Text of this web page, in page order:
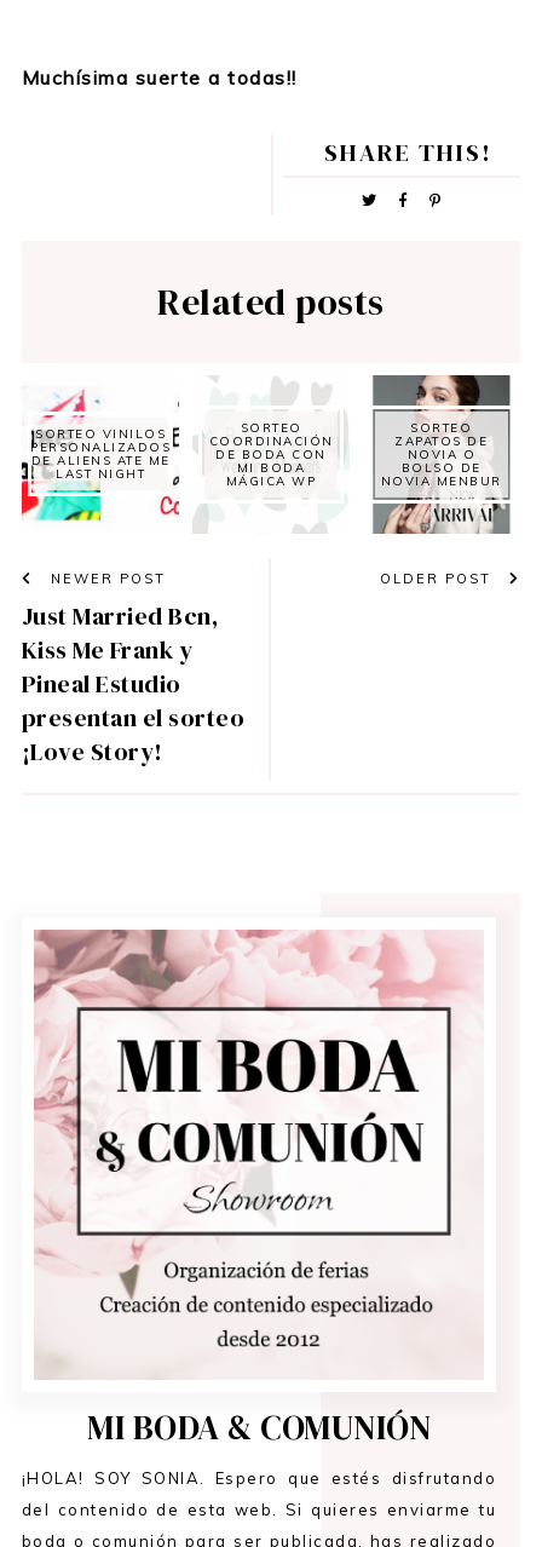
Muchísima suerte a todas!!
SHARE THIS!
Related posts
SORTEO VINILOS
PERSONALIZADOS
DE ALIENS ATE ME
LAST NIGHT
SORTEO
COORDINACIÓN
DE BODA CON
MI BODA
MÁGICA WP
SORTEO
ZAPATOS DE
NOVIA O
BOLSO DE
NOVIA MENBUR
NEWER POST
Just Married Bcn,
Kiss Me Frank y
Pineal Estudio
presentan el sorteo
¡Love Story!
OLDER POST
MI BODA & COMUNIÓN
¡HOLA! SOY SONIA. Espero que estés disfrutando
del contenido de esta web. Si quieres enviarme tu
boda o comunión para ser publicada, has realizado